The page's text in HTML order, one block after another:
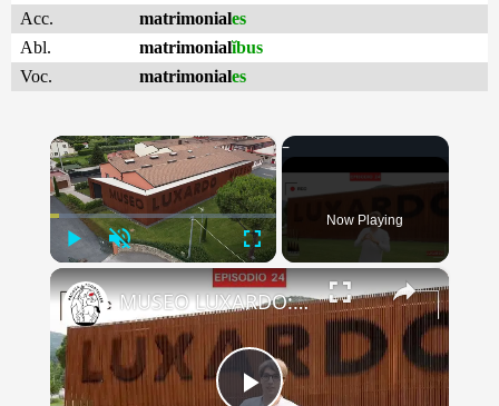
Acc.
matrimoniales
Abl.
matrimonialĭbus
Voc.
matrimoniales
×
Play Unmute Fullscreen
Now Playing
×
MUSEO LUXARDO: Un Viaggio nel Tempo e nel Gusto